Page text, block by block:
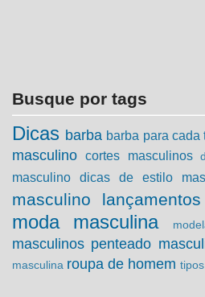
Busque por tags
Dicas barba barba para cada
masculino cortes masculinos
masculino
dicas de estilo
masculino lançamentos
moda masculina
masculinos penteado
masculina roupa de homem